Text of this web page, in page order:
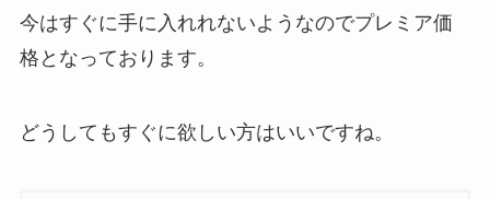
今はすぐに手に入れれないようなのでプレミア価
格となっております。
どうしてもすぐに欲しい方はいいですね。